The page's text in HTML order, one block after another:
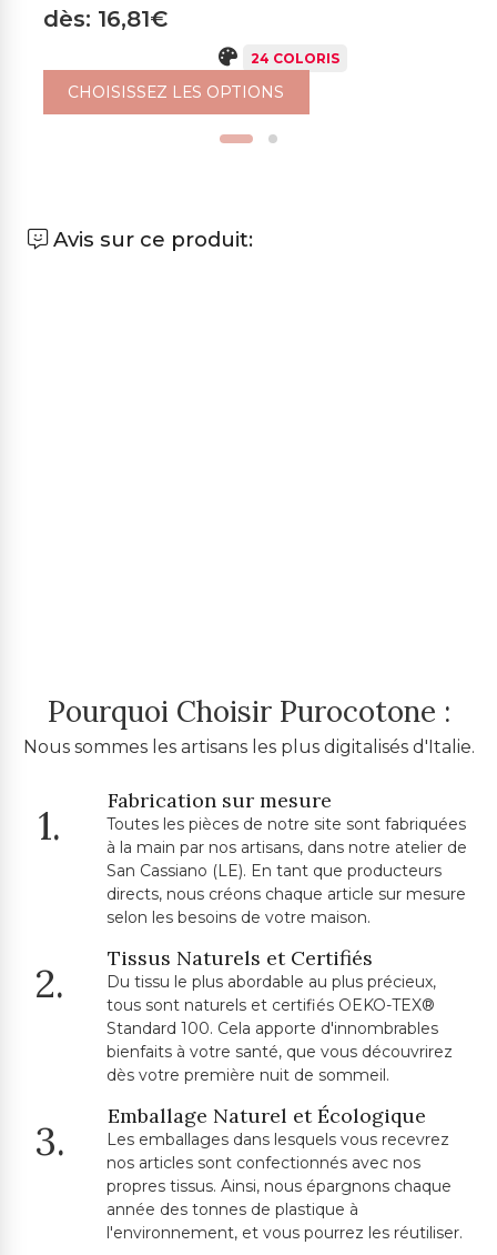
dès: 16,81€
24 COLORIS
CHOISISSEZ LES OPTIONS
Avis sur ce produit:
Pourquoi Choisir Purocotone :
Nous sommes les artisans les plus digitalisés d'Italie.
1.
Fabrication sur mesure
Toutes les pièces de notre site sont fabriquées
à la main par nos artisans, dans notre atelier de
San Cassiano (LE). En tant que producteurs
directs, nous créons chaque article sur mesure
selon les besoins de votre maison.
2.
Tissus Naturels et Certifiés
Du tissu le plus abordable au plus précieux,
tous sont naturels et certifiés OEKO-TEX®
Standard 100. Cela apporte d'innombrables
bienfaits à votre santé, que vous découvrirez
dès votre première nuit de sommeil.
3.
Emballage Naturel et Écologique
Les emballages dans lesquels vous recevrez
nos articles sont confectionnés avec nos
propres tissus. Ainsi, nous épargnons chaque
année des tonnes de plastique à
l'environnement, et vous pourrez les réutiliser.